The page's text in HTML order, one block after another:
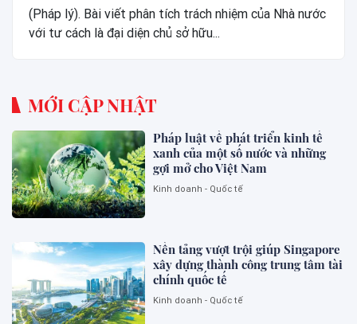
(Pháp lý). Bài viết phân tích trách nhiệm của Nhà nước
với tư cách là đại diện chủ sở hữu...
MỚI CẬP NHẬT
Pháp luật về phát triển kinh tế
xanh của một số nước và những
gợi mở cho Việt Nam
Kinh doanh - Quốc tế
Nền tảng vượt trội giúp Singapore
xây dựng thành công trung tâm tài
chính quốc tế
Kinh doanh - Quốc tế